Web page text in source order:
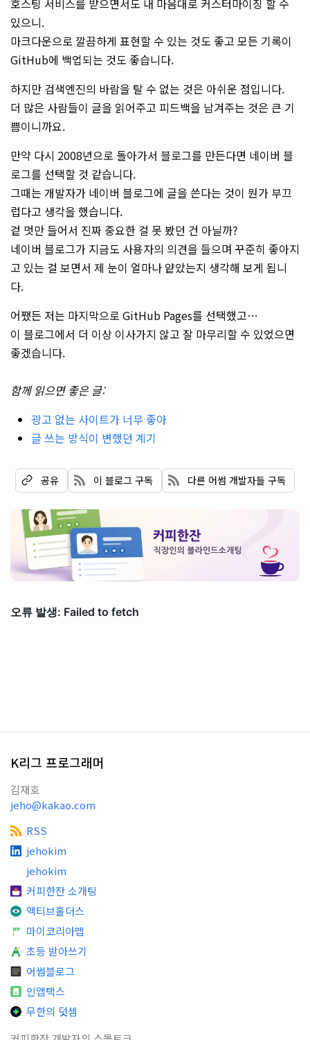
호스팅 서비스를 받으면서도 내 마음대로 커스터마이징 할 수
있으니.
마크다운으로 깔끔하게 표현할 수 있는 것도 좋고 모든 기록이
GitHub에 백업되는 것도 좋습니다.
하지만 검색엔진의 바람을 탈 수 없는 것은 아쉬운 점입니다.
더 많은 사람들이 글을 읽어주고 피드백을 남겨주는 것은 큰 기
쁨이니까요.
만약 다시 2008년으로 돌아가서 블로그를 만든다면 네이버 블
로그를 선택할 것 같습니다.
그때는 개발자가 네이버 블로그에 글을 쓴다는 것이 뭔가 부끄
럽다고 생각을 했습니다.
겉 멋만 들어서 진짜 중요한 걸 못 봤던 건 아닐까?
네이버 블로그가 지금도 사용자의 의견을 들으며 꾸준히 좋아지
고 있는 걸 보면서 제 눈이 얼마나 얕았는지 생각해 보게 됩니
다.
어쨌든 저는 마지막으로 GitHub Pages를 선택했고…
이 블로그에서 더 이상 이사가지 않고 잘 마무리할 수 있었으면
좋겠습니다.
함께 읽으면 좋은 글:
광고 없는 사이트가 너무 좋아
글 쓰는 방식이 변했던 계기
공유 이 블로그 구독 다른 어썸 개발자들 구독
K리그 프로그래머
김재호
jeho@kakao.com
RSS
jehokim
jehokim
커피한잔 소개팅
액티브홀더스
마이코리아맵
초등 받아쓰기
어썸블로그
인앱택스
무한의 덧셈